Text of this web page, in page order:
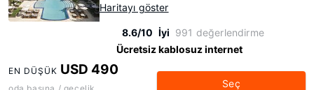
Haritayı göster
8.6/10 İyi 991 değerlendirme
Ücretsiz kablosuz internet
EN DÜŞÜK USD 490
Seç